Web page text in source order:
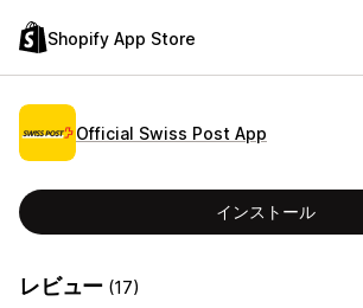
Shopify App Store
Official Swiss Post App
インストール
レビュー (17)